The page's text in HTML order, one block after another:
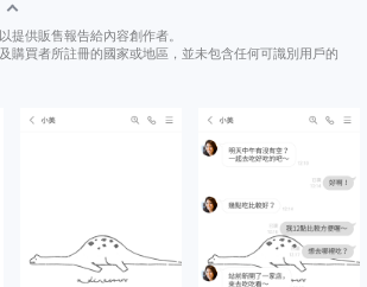
提供販售報告給內容創作者。
購買者所註冊的國家或地區，並未包含任何可識別用戶的